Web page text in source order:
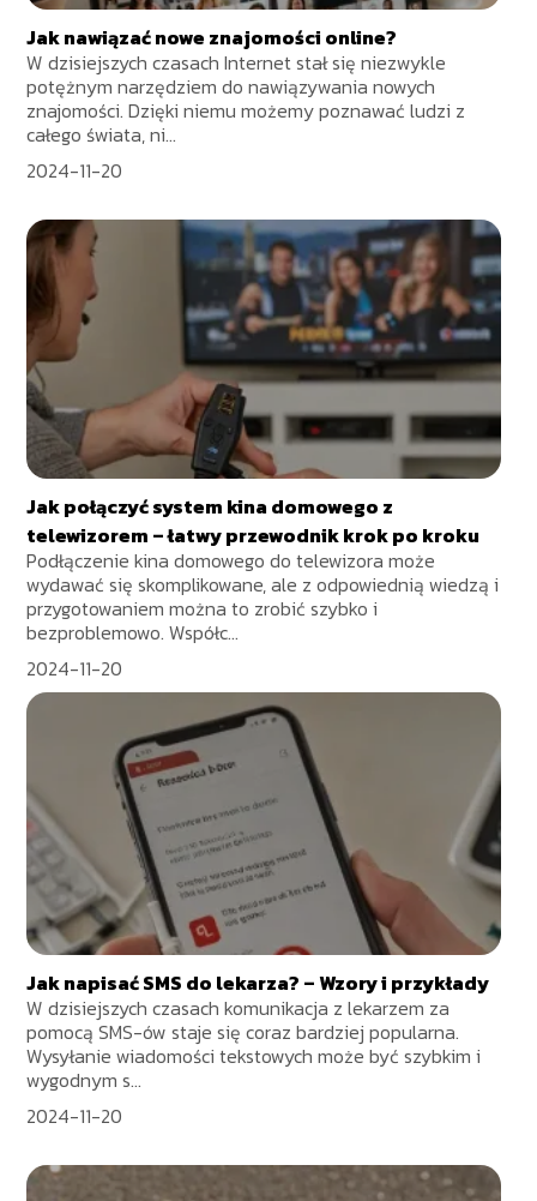
Jak nawiązać nowe znajomości online?
W dzisiejszych czasach Internet stał się niezwykle
potężnym narzędziem do nawiązywania nowych
znajomości. Dzięki niemu możemy poznawać ludzi z
całego świata, ni...
2024-11-20
Jak połączyć system kina domowego z
telewizorem – łatwy przewodnik krok po kroku
Podłączenie kina domowego do telewizora może
wydawać się skomplikowane, ale z odpowiednią wiedzą i
przygotowaniem można to zrobić szybko i
bezproblemowo. Współc...
2024-11-20
Jak napisać SMS do lekarza? – Wzory i przykłady
W dzisiejszych czasach komunikacja z lekarzem za
pomocą SMS-ów staje się coraz bardziej popularna.
Wysyłanie wiadomości tekstowych może być szybkim i
wygodnym s...
2024-11-20